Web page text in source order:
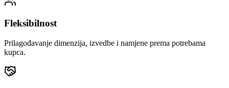
Fleksibilnost
Prilagođavanje dimenzija, izvedbe i namjene prema potrebama
kupca.